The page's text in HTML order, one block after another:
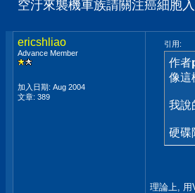
空汙來襲機車族請關注癌細胞
ericshliao
Advance Member
加入日期: Aug 2004
文章: 389
引用:
作者
像這
我說
硬碟
理論上, 用